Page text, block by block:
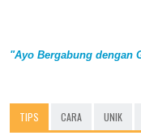
"Ayo Bergabung dengan
TIPS CARA UNIK